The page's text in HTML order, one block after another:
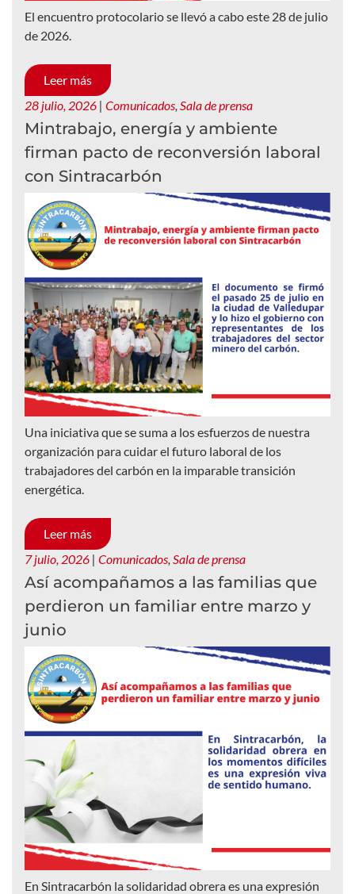
El encuentro protocolario se llevó a cabo este 28 de julio
de 2026.
Leer más
28 julio, 2026 | Comunicados, Sala de prensa
Mintrabajo, energía y ambiente
firman pacto de reconversión laboral
con Sintracarbón
Una iniciativa que se suma a los esfuerzos de nuestra
organización para cuidar el futuro laboral de los
trabajadores del carbón en la imparable transición
energética.
Leer más
7 julio, 2026 | Comunicados, Sala de prensa
Así acompañamos a las familias que
perdieron un familiar entre marzo y
junio
En Sintracarbón la solidaridad obrera es una expresión